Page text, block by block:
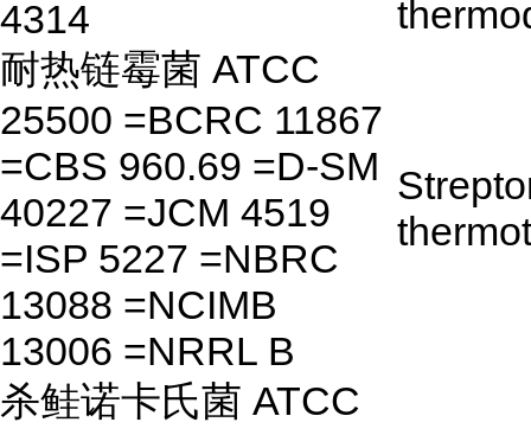
4314
耐热链霉菌 ATCC
25500 =BCRC 11867
=CBS 960.69 =D-SM
40227 =JCM 4519
=ISP 5227 =NBRC
13088 =NCIMB
13006 =NRRL B
杀鲑诺卡氏菌 ATCC